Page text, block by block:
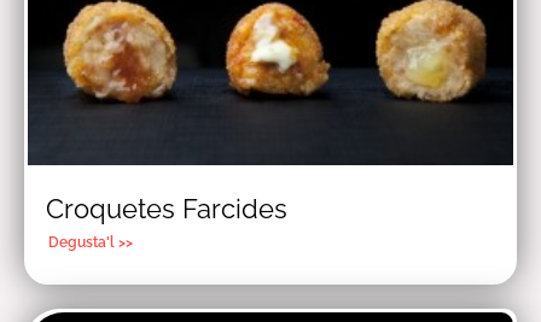
Croquetes Farcides
Degusta'l >>